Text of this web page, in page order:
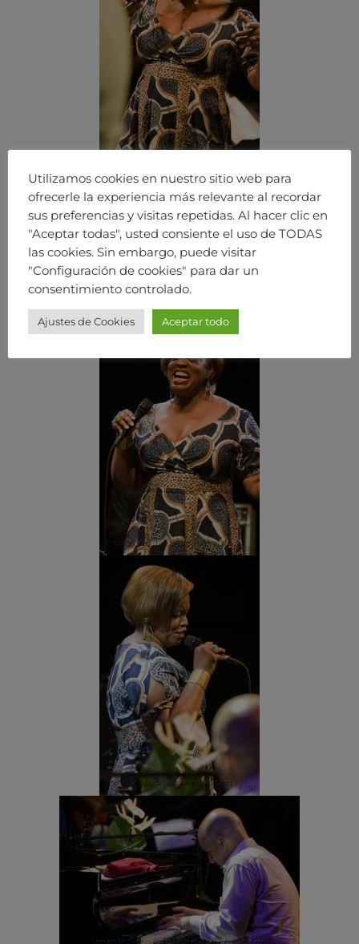
Utilizamos cookies en nuestro sitio web para
ofrecerle la experiencia más relevante al recordar
sus preferencias y visitas repetidas. Al hacer clic en
"Aceptar todas", usted consiente el uso de TODAS
las cookies. Sin embargo, puede visitar
"Configuración de cookies" para dar un
consentimiento controlado.
Ajustes de Cookies Aceptar todo